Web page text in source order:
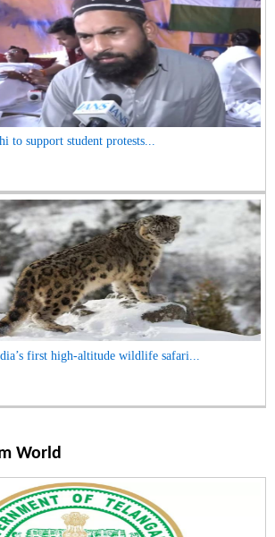
to support student protests...
first high-altitude wildlife safari...
World